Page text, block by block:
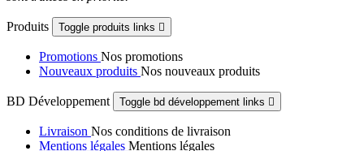
Produits Toggle produits links 
Promotions Nos promotions
Nouveaux produits Nos nouveaux produits
BD Développement Toggle bd développement links 
Livraison Nos conditions de livraison
Mentions légales Mentions légales